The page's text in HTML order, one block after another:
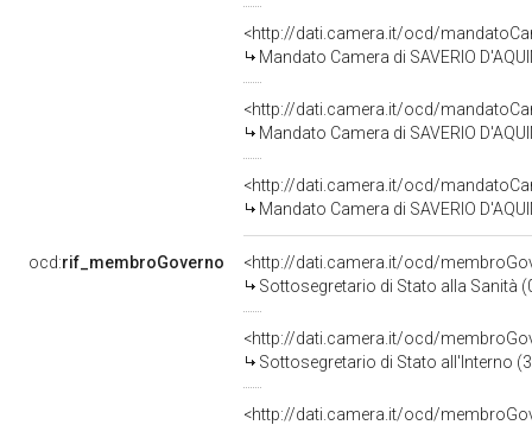
<http://dati.camera.it/ocd/
Mandato Camera di SAVERIO
<http://dati.camera.it/ocd/
Mandato Camera di SAVERIO
<http://dati.camera.it/ocd/
Mandato Camera di SAVERIO
ocd:rif_membroGoverno
<http://dati.camera.it/ocd/
Sottosegretario di Stato alla Sanità
<http://dati.camera.it/ocd/
Sottosegretario di Stato all'Interno
<http://dati.camera.it/ocd/